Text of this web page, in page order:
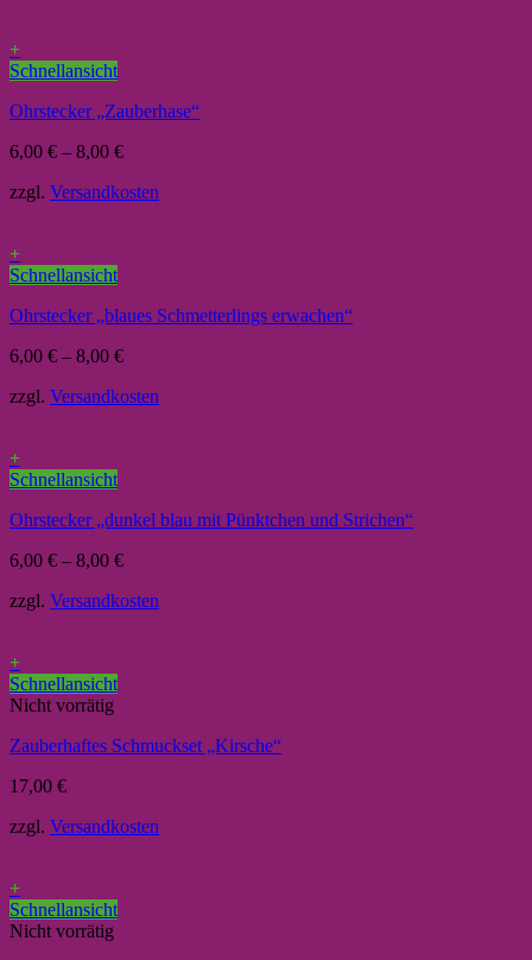
+
Schnellansicht
Ohrstecker „Zauberhase“
6,00 € – 8,00 €
zzgl. Versandkosten
+
Schnellansicht
Ohrstecker „blaues Schmetterlings erwachen“
6,00 € – 8,00 €
zzgl. Versandkosten
+
Schnellansicht
Ohrstecker „dunkel blau mit Pünktchen und Strichen“
6,00 € – 8,00 €
zzgl. Versandkosten
+
Schnellansicht
Nicht vorrätig
Zauberhaftes Schmuckset „Kirsche“
17,00 €
zzgl. Versandkosten
+
Schnellansicht
Nicht vorrätig